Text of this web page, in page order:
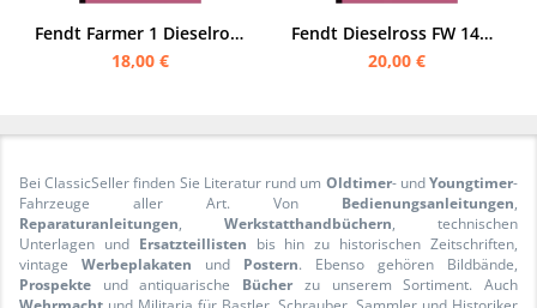
Fendt Farmer 1 Dieselross FW 237 und FL 237 Bedienungsanleitung
18,00 €
Fendt Dieselross FW 140/ 150 Bedienungsanleitung
20,00 €
Bei ClassicSeller finden Sie Literatur rund um Oldtimer- undYoungtimer-
Fahrzeuge aller Art. Von Bedienungsanleitungen,
Reparaturanleitungen, Werkstatthandbüchern, technischen
Unterlagen und Ersatzteillisten bis hin zu historischen Zeitschriften,
vintage Werbeplakaten und Postern. Ebenso gehören Bildbände,
Prospekte und antiquarische Bücher zu unserem Sortiment. Auch